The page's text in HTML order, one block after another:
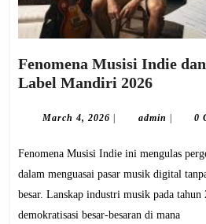
Fenomena Musisi Indie
Label Mandiri 2026
Indie
Label
2026
March 4, 2026 Marchadmin admin 0
Fenomena Musisi Indie ini mengulas pergerakan artis independen
dalam menguasai pasar musik digital
besar. Lanskap industri musik pada
demokratisasi besar-besaran di mana